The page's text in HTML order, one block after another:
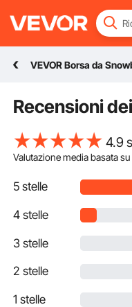
VEVOR Borsa da Snowboard, Fino a 165 cm, Borsa Imbottita per Sci e
Recensioni
4.9
Valutazione media basata su
5 stelle
4 stelle
3 stelle
2 stelle
1 stelle